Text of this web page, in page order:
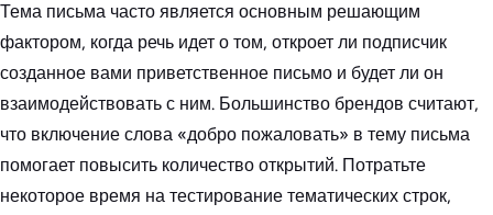
Тема письма часто является основным решающим
фактором, когда речь идет о том, откроет ли подписчик
созданное вами приветственное письмо и будет ли он
взаимодействовать с ним. Большинство брендов считают,
что включение слова «добро пожаловать» в тему письма
помогает повысить количество открытий. Потратьте
некоторое время на тестирование тематических строк,